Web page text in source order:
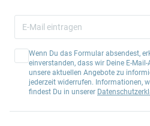
Wenn Du das Formular absendest,
einverstanden, dass wir Deine E-
unsere aktuellen Angebote zu
jederzeit widerrufen. Informationen,
findest Du in unserer